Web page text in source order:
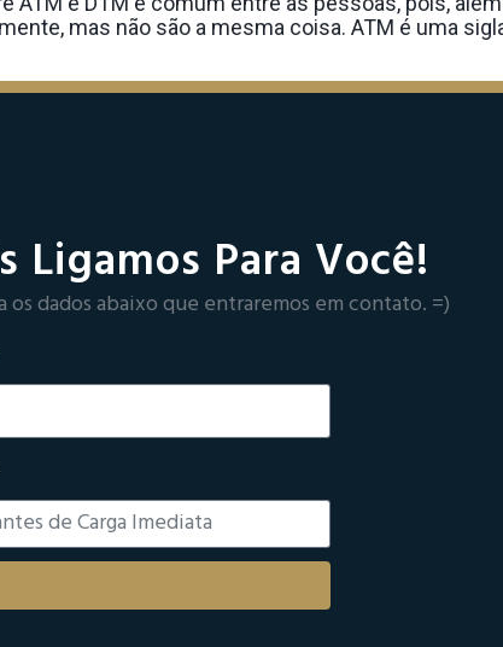
mas não são a mesma coisa. ATM é uma
Ligamos Para Você!
os dados abaixo que entraremos em contato. =)